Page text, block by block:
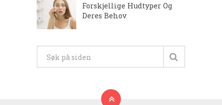
Forskjellige Hudtyper Og
Deres Behov